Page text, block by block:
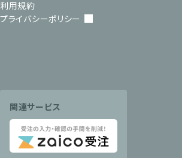
利用規約
プライバシーポリシー
関連サービス